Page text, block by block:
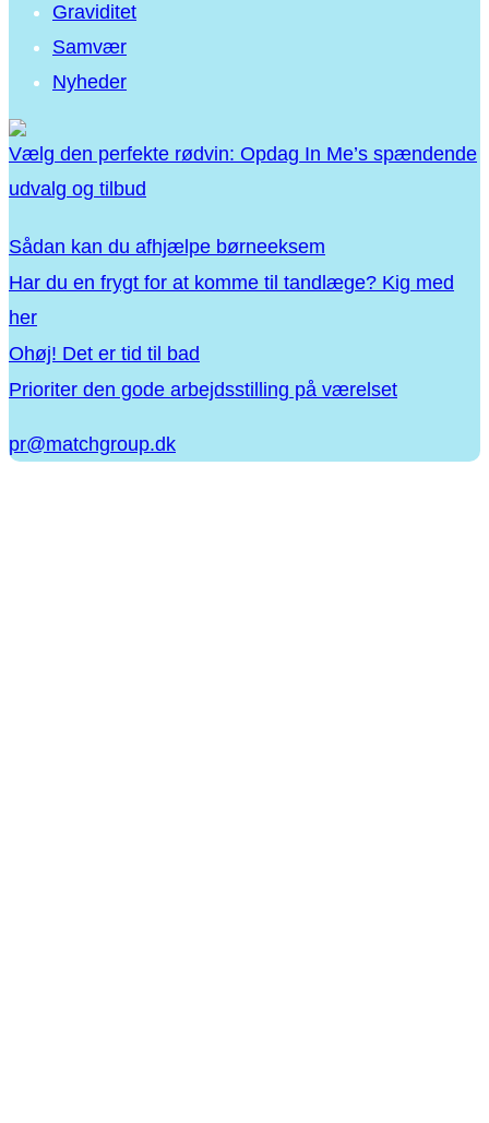
Graviditet
Samvær
Nyheder
Vælg den perfekte rødvin: Opdag In Me’s spændende
udvalg og tilbud
Sådan kan du afhjælpe børneeksem
Har du en frygt for at komme til tandlæge? Kig med
her
Ohøj! Det er tid til bad
Prioriter den gode arbejdsstilling på værelset
pr@matchgroup.dk